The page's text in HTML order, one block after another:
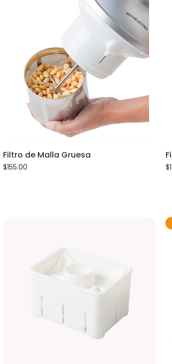
Filtro de Malla Gruesa
Precio
$155.00